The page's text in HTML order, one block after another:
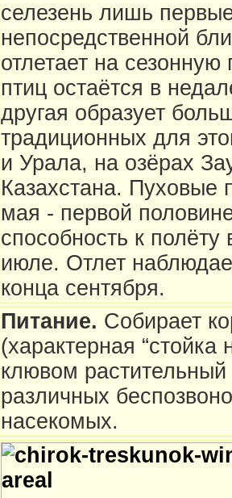
селезень лишь
непосредственной
отлетает на
птиц остаётся в
другая образует
традиционных для
и Урала, на озёрах
Казахстана. Пуховые
мая - первой
способность к
июле. Отлет
конца сентября.
Питание. Собирает
(характерная “стойка
клювом
различных
насекомых.